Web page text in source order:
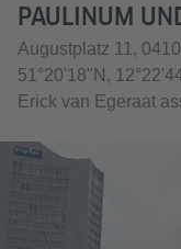
PAULINUM
Augustplatz 11,
51°20'18"N,
Erick van Egeraat